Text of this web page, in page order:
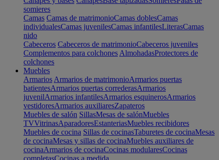
somieres
Camas Camas de matrimonioCamas doblesCamas
individualesCamas juvenilesCamas infantilesLiterasCamas
nido
Cabeceros Cabeceros de matrimonioCabeceros juveniles
Complementos para colchones AlmohadasProtectores de
colchones
Muebles
Armarios Armarios de matrimonioArmarios puertas
batientesArmarios puertas correderasArmarios
juvenilArmarios infantilesArmarios esquinerosArmarios
vestidoresArmarios auxiliaresZapateros
Muebles de salón SillasMesas de salónMuebles
TVVitrinasAparadoresEstanteriasMuebles recibidores
Muebles de cocina Sillas de cocinasTaburetes de cocinaMesas
de cocinaMesas y sillas de cocinaMuebles auxiliares de
cocinaArmarios de cocinaCocinas modularesCocinas
completasCocinas a medida